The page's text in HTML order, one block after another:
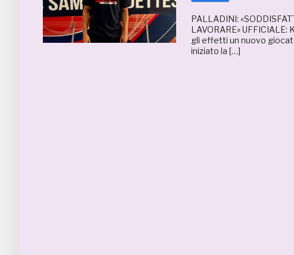
PALLADINI:
LAVORARE» UFFICIALE:
gli effetti un nuovo
iniziato la […]